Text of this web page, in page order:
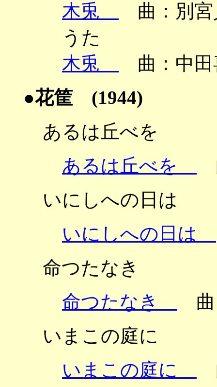
木兎
曲：別宮
うた
木兎
曲：中田
●花筐 (1944)
あるは丘べを
あるは丘べを
いにしへの日は
いにしへの日は
命つたなき
命つたなき
曲
いまこの庭に
いまこの庭に